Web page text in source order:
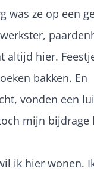
was ze op een
altijd hier.
bakken. En
vonden een
mijn bijdrage
ik hier wonen.